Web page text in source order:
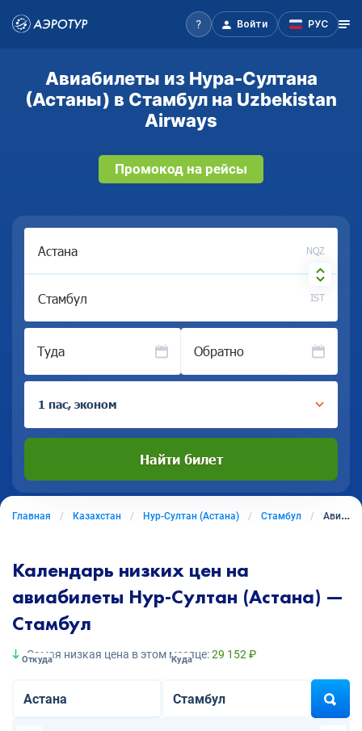
Войти РУС
Авиабилеты из Нура-Султана
(Астаны) в Стамбул на Uzbekistan
Airways
Промокод на рейсы
NQZ
IST
Туда Обратно
1 пас, эконом
Найти билет
Главная Казахстан Нур-Султан (Астана) Стамбул Авиабилеты из Нура-Султана (Астаны) в Стамбул
Календарь низких цен на
авиабилеты Нур-Султан (Астана) —
Стамбул
Самая низкая цена в этом месяце:29 152 ₽
Откуда Куда